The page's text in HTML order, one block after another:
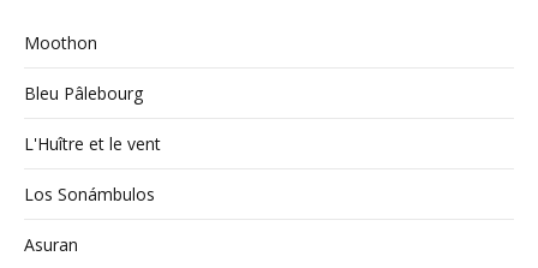
Moothon
Bleu Pâlebourg
L'Huître et le vent
Los Sonámbulos
Asuran